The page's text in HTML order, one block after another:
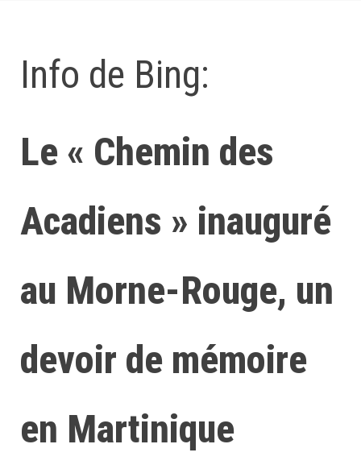
Info de Bing:
Le « Chemin des
Acadiens » inauguré
au Morne-Rouge, un
devoir de mémoire
en Martinique